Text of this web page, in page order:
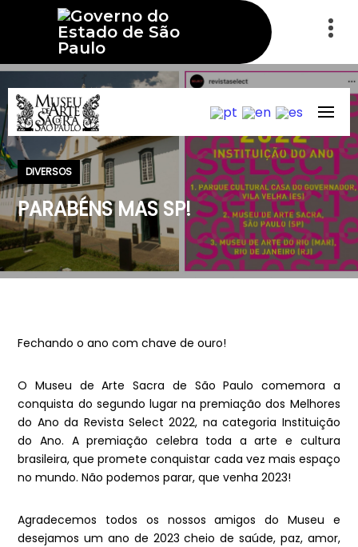
DIVERSOS
PARABÉNS MAS SP!
Fechando o ano com chave de ouro!
O Museu de Arte Sacra de São Paulo comemora a
conquista do segundo lugar na premiação dos Melhores
do Ano da Revista Select 2022, na categoria Instituição
do Ano. A premiação celebra toda a arte e cultura
brasileira, que promete conquistar cada vez mais espaço
no mundo. Não podemos parar, que venha 2023!
Agradecemos todos os nossos amigos do Museu e
desejamos um ano de 2023 cheio de saúde, paz, amor,